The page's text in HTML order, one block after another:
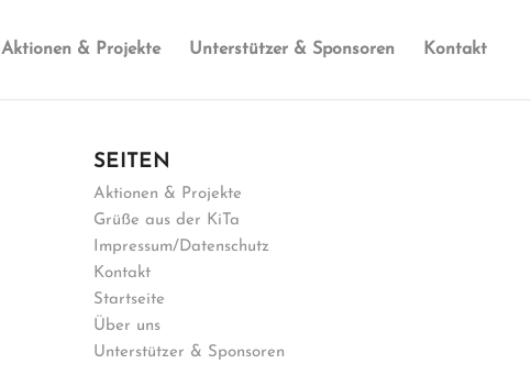
Aktionen & Projekte Unterstützer & Sponsoren Kontakt
SEITEN
Aktionen & Projekte
Grüße aus der KiTa
Impressum/Datenschutz
Kontakt
Startseite
Über uns
Unterstützer & Sponsoren